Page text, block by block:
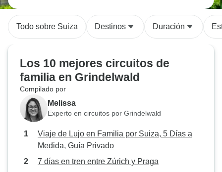
Todo sobre Suiza Destinos Duración
Los 10 mejores circuitos de
familia en Grindelwald
Compilado por
Melissa
Experto en circuitos por Grindelwald
Viaje de Lujo en Familia por Suiza, 5 Días a
Medida, Guía Privado
7 días en tren entre Zúrich y Praga